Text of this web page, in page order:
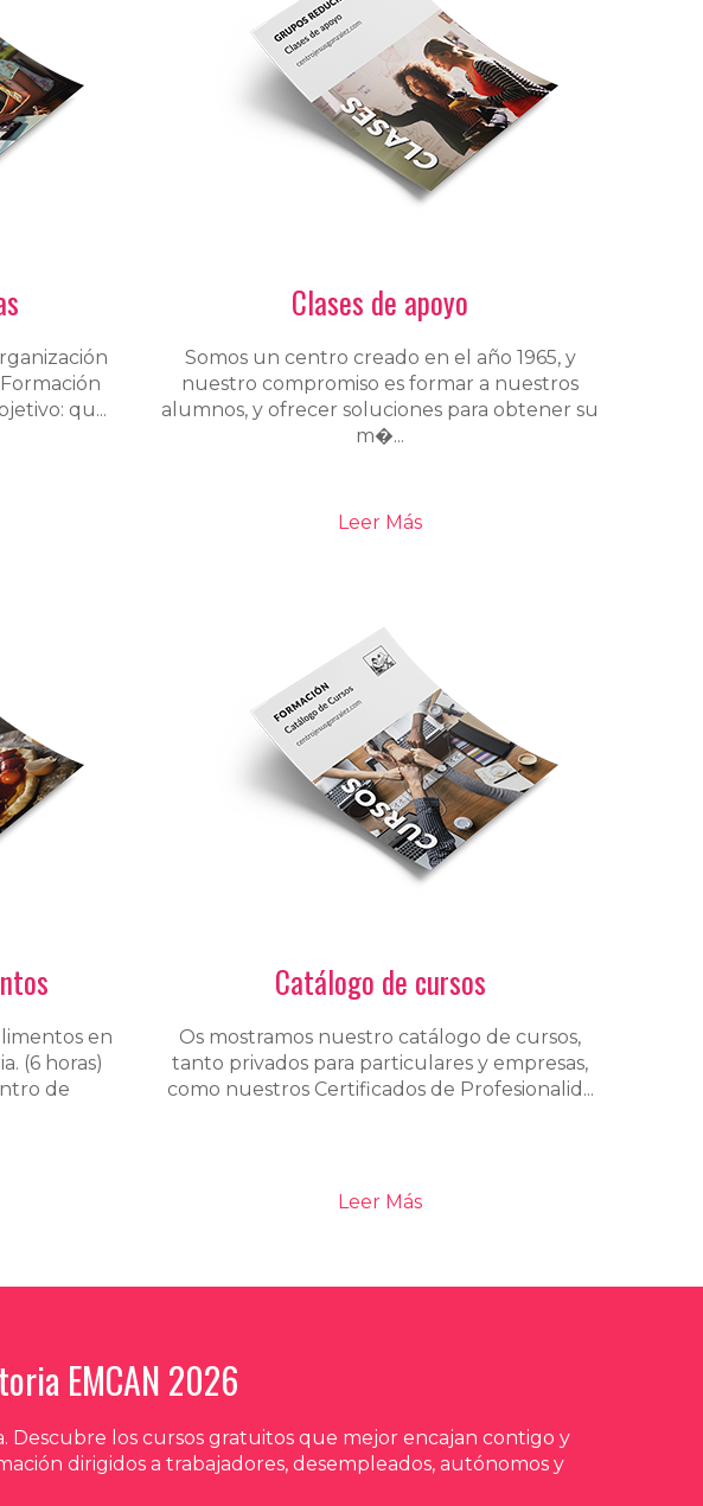
qu...
Clases de apoyo
Somos un centro creado en el año 1965, y
nuestro compromiso es formar a nuestros
alumnos, y ofrecer soluciones para obtener su
m�...
Leer Más
en
(6 horas)
de
Catálogo de cursos
Os mostramos nuestro catálogo de cursos,
tanto privados para particulares y empresas,
como nuestros Certificados de Profesionalid...
Leer Más
EMCAN 2026
los cursos gratuitos que mejor encajan contigo y
dirigidos a trabajadores, desempleados, autónomos y